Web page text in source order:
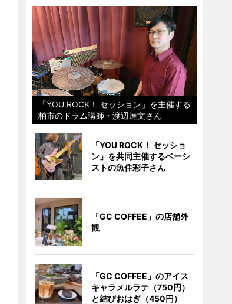
「YOU ROCK！ セッション」を主催する
柏市のドラム講師・渡辺達文さん
「YOU ROCK！ セッショ
ン」を共同主催するベーシ
ストの魚住彩子さん
「GC COFFEE」の店舗外
観
「GC COFFEE」のアイス
キャラメルラテ（750円）
と結びおはぎ（450円）